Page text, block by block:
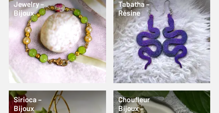
Jewelry –
Bijoux
Tabatha –
Résine
Sirioca –
Bijoux
Choufleur
Bijoux –